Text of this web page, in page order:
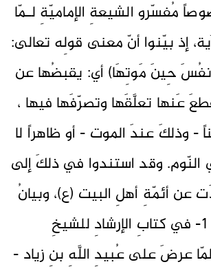
مُفسّرو الشيعةِ الإماميّةِ لـمّا
إذ بيّنوا أنّ معنى قولِه تعالى:
حِينَ مَوتِهَا) أي: يقبضُها عن
عَنها تعلَّقَها وتصرّفَها فيها ،
- وذلكَ عندَ الموت - أو ظاهراً لا
النّوم. وقد استندوا في ذلكَ إلى
عن أئمّةِ أهلِ البيت (ع)، وبيانُ
ذلكَ فيما يلي: 1- في كتابِ الإرشادِ للشيخِ
(228): لمّا عرضَ على عُبيدِ اللَّهِ بنِ زياد -